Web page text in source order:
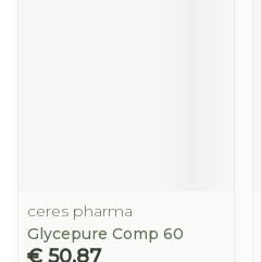
ceres pharma
Glycepure Comp 60
€ 50,87